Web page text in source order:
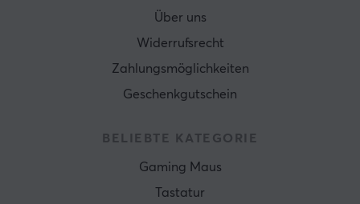
Über uns
Widerrufsrecht
Zahlungsmöglichkeiten
Geschenkgutschein
BELIEBTE KATEGORIE
Gaming Maus
Tastatur